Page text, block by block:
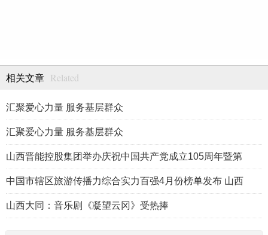
相关文章 Related
汇聚爱心力量 服务基层群众
汇聚爱心力量 服务基层群众
山西晋能控股集团举办庆祝中国共产党成立105周年暨第
中国市辖区旅游传播力综合实力百强4月份榜单发布 山西
山西大同：音乐剧《凝望云冈》受热捧